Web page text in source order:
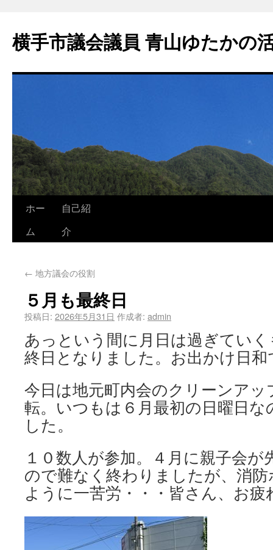
横手市議会議員 青山ゆたかの
ホー
ム
自己紹
介
← 地方議会の役割
５月も最終日
投稿日: 2026年5月31日 作成者: admin
あっという間に月日は過ぎてい
終日となりました。お出かけ日和
今日は地元町内会のクリーンア
転。いつもは６月最初の日曜日
した。
１０数人が参加。４月に親子会
ので難なく終わりましたが、消
ように一苦労・・・皆さん、お疲